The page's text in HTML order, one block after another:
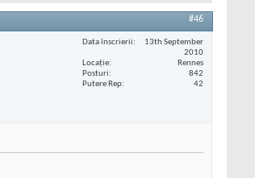
#46
Data înscrierii
13th September
2010
Locaţie
Rennes
Posturi
842
Putere Rep
42